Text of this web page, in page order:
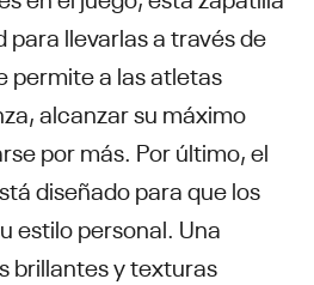
llevarlas a través de
permite a las atletas
alcanzar su máximo
por más. Por último, el
diseñado para que los
estilo personal. Una
brillantes y texturas